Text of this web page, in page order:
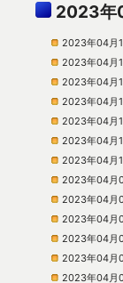
2023年
2023年04月
2023年04月
2023年04月
2023年04月
2023年04月
2023年04月
2023年04月
2023年04月
2023年04月
2023年04月
2023年04月
2023年04月
2023年04月